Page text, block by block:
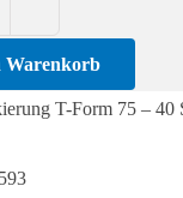
Warenkorb
T-Form 75 – 40